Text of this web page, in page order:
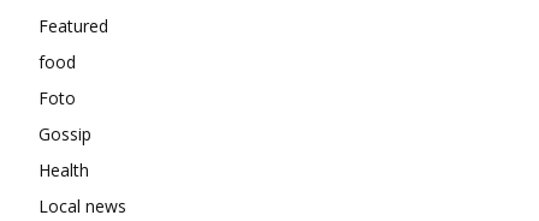
Featured
food
Foto
Gossip
Health
Local news